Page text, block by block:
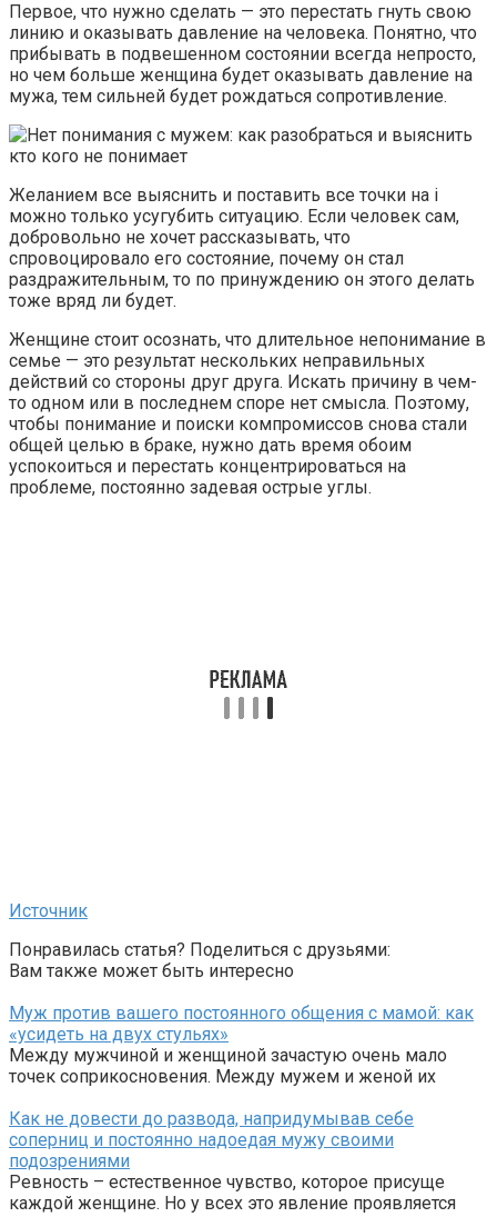
Первое, что нужно сделать — это перестать гнуть свою
линию и оказывать давление на человека. Понятно, что
прибывать в подвешенном состоянии всегда непросто,
но чем больше женщина будет оказывать давление на
мужа, тем сильней будет рождаться сопротивление.
Желанием все выяснить и поставить все точки на i
можно только усугубить ситуацию. Если человек сам,
добровольно не хочет рассказывать, что
спровоцировало его состояние, почему он стал
раздражительным, то по принуждению он этого делать
тоже вряд ли будет.
Женщине стоит осознать, что длительное непонимание в
семье — это результат нескольких неправильных
действий со стороны друг друга. Искать причину в чем-
то одном или в последнем споре нет смысла. Поэтому,
чтобы понимание и поиски компромиссов снова стали
общей целью в браке, нужно дать время обоим
успокоиться и перестать концентрироваться на
проблеме, постоянно задевая острые углы.
Источник
Понравилась статья? Поделиться с друзьями:
Вам также может быть интересно
Муж против вашего постоянного общения с мамой: как
«усидеть на двух стульях»
Между мужчиной и женщиной зачастую очень мало
точек соприкосновения. Между мужем и женой их
Как не довести до развода, напридумывав себе
соперниц и постоянно надоедая мужу своими
подозрениями
Ревность – естественное чувство, которое присуще
каждой женщине. Но у всех это явление проявляется